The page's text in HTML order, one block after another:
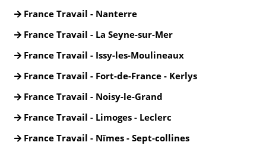
France Travail - Nanterre
France Travail - La Seyne-sur-Mer
France Travail - Issy-les-Moulineaux
France Travail - Fort-de-France - Kerlys
France Travail - Noisy-le-Grand
France Travail - Limoges - Leclerc
France Travail - Nîmes - Sept-collines